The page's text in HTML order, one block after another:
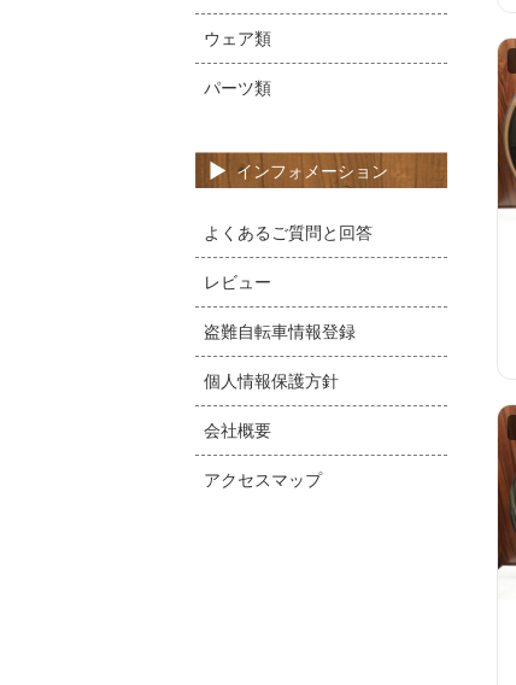
ウェア類
パーツ類
インフォメーション
よくあるご質問と回答
レビュー
盗難自転車情報登録
個人情報保護方針
会社概要
アクセスマップ